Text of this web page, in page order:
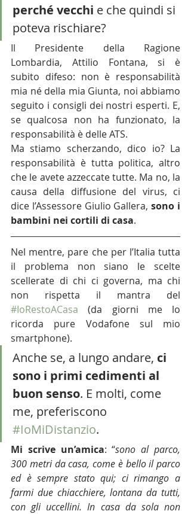
perché vecchi e che quindi si
poteva rischiare?
Il Presidente della Ragione
Lombardia, Attilio Fontana, si è
subito difeso: non è responsabilità
mia né della mia Giunta, noi abbiamo
seguito i consigli dei nostri esperti. E,
se qualcosa non ha funzionato, la
responsabilità è delle ATS.
Ma stiamo scherzando, dico io? La
responsabilità è tutta politica, altro
che le avete azzeccate tutte. Ma no, la
causa della diffusione del virus, ci
dice l’Assessore Giulio Gallera, sono i
bambini nei cortili di casa.
Nel mentre, pare che per l’Italia tutta
il problema non siano le scelte
scellerate di chi ci governa, ma chi
#IoRestoACasa (da giorni me lo
ricorda pure Vodafone sul mio
smartphone).
Anche se, a lungo andare, ci
sono i primi cedimenti al
buon senso. E molti, come
me, preferiscono
#IoMiDistanzio.
Mi scrive un’amica: “sono al parco,
300 metri da casa, come è bello il parco
ed è sempre stato qui; ci rimango a
farmi due chiacchiere, lontana da tutti,
con gli uccellini. In casa da sola non